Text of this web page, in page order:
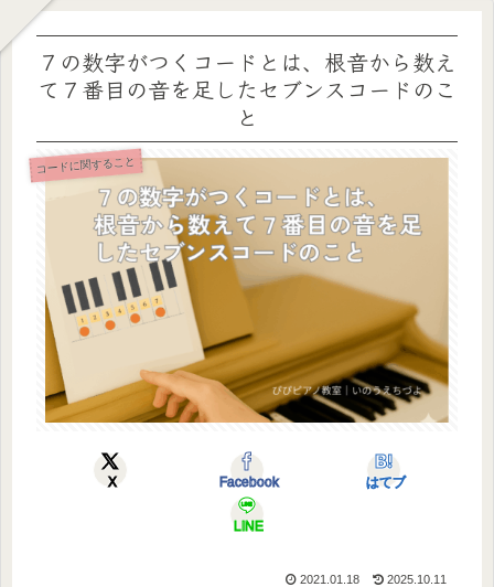
７の数字がつくコードとは、根音から数え
て７番目の音を足したセブンスコードのこ
と
コードに関すること
X Facebook はてブ
LINE
2021.01.18 2025.10.11